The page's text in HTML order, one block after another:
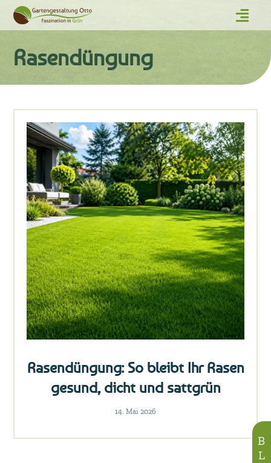
Rasendüngung
Rasendüngung: So bleibt Ihr Rasen
gesund, dicht und sattgrün
14. Mai 2026